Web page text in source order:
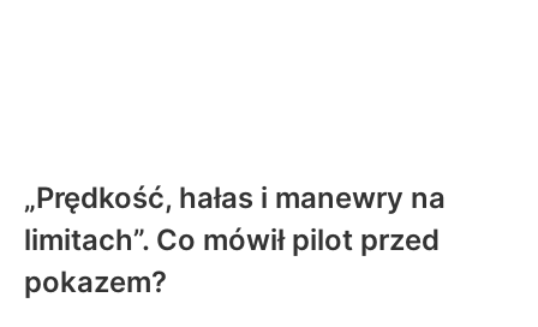
„Prędkość, hałas i manewry na
limitach”. Co mówił pilot przed
pokazem?